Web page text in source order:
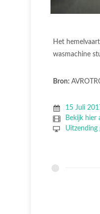
Het
wasmachine
Bron:
15 Juli
Bekijk hier
Uitzending